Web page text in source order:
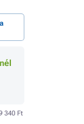
340 Ft